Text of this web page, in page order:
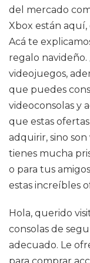
del mercado
Xbox están
Acá te
regalo navideño.
videojuegos,
que puedes
videoconsolas y
que estas
adquirir, sino
tienes mucha
o para tus
estas increíbles
Hola, querido
consolas de
adecuado. Le